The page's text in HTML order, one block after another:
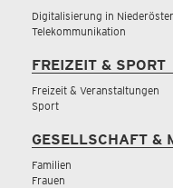
Digitalisierung in
Telekommunikation
FREIZEIT & SPORT
Freizeit & Veranstaltungen
Sport
GESELLSCHAFT &
Familien
Frauen